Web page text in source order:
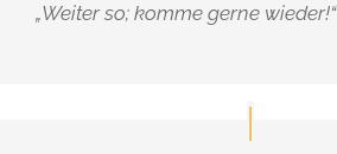
„Weiter so; komme gerne wieder!“